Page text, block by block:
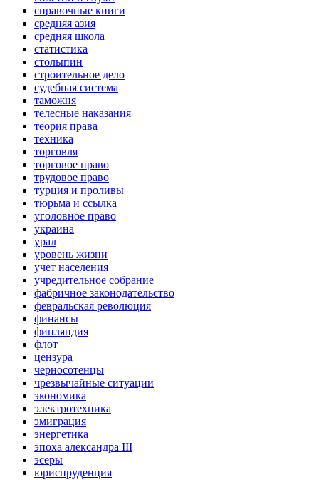
справочные книги
средняя азия
средняя школа
статистика
столыпин
строительное дело
судебная система
таможня
телесные наказания
теория права
техника
торговля
торговое право
трудовое право
турция и проливы
тюрьма и ссылка
уголовное право
украина
урал
уровень жизни
учет населения
учредительное собрание
фабричное законодательство
февральская революция
финансы
финляндия
флот
цензура
черносотенцы
чрезвычайные ситуации
экономика
электротехника
эмиграция
энергетика
эпоха александра III
эсеры
юриспруденция